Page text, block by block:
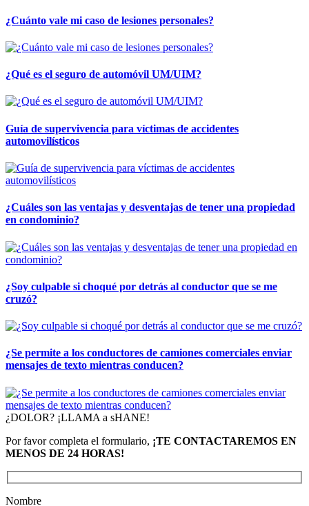
¿Cuánto vale mi caso de lesiones personales?
¿Qué es el seguro de automóvil UM/UIM?
Guía de supervivencia para víctimas de accidentes
automovilísticos
¿Cuáles son las ventajas y desventajas de tener una propiedad
en condominio?
¿Soy culpable si choqué por detrás al conductor que se me
cruzó?
¿Se permite a los conductores de camiones comerciales enviar
mensajes de texto mientras conducen?
¿DOLOR? ¡LLAMA a sHANE!
Por favor completa el formulario, ¡TE CONTACTAREMOS EN
MENOS DE 24 HORAS!
Nombre